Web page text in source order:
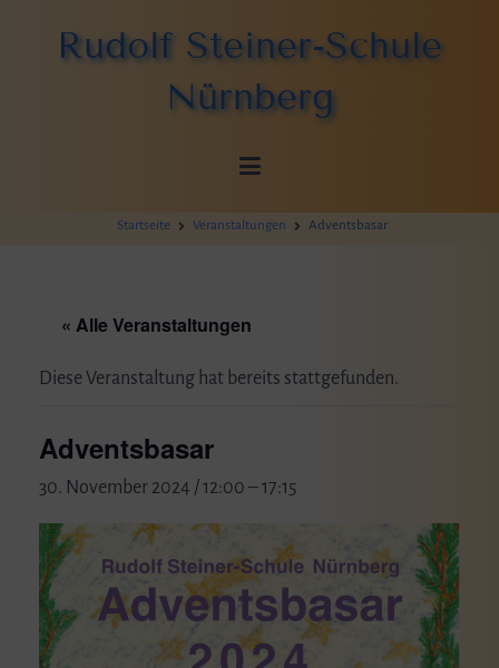
springenRudolf Steiner-Schule
Nürnberg
Startseite Veranstaltungen Adventsbasar
« Alle Veranstaltungen
Diese Veranstaltung hat bereits stattgefunden.
Adventsbasar
30. November 2024 / 12:00 –17:15